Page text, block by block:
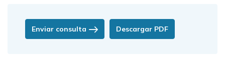
Enviar consulta Descargar PDF